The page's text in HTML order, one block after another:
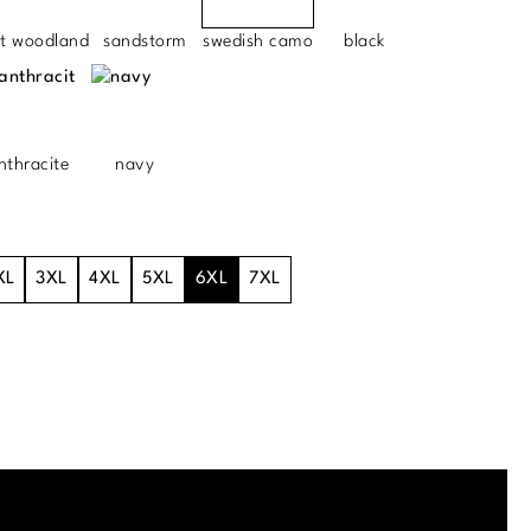
woodland sandstorm swedish camo black
navy
3XL 4XL 5XL 6XL 7XL